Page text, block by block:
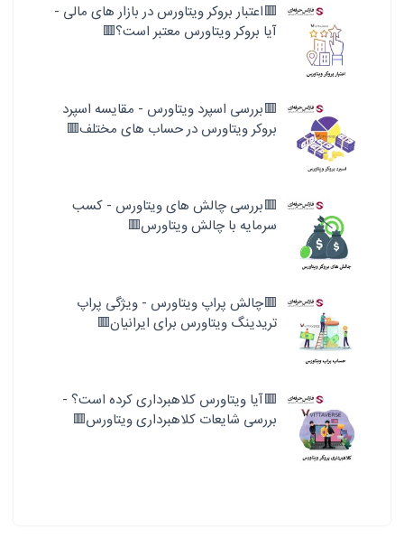
🟥اعتبار بروکر ویتاورس در بازار های مالی -
آیا بروکر ویتاورس معتبر است؟🟥
🟥بررسی اسپرد ویتاورس - مقایسه اسپرد
بروکر ویتاورس در حساب های مختلف🟥
🟥بررسی چالش های ویتاورس - کسب
سرمایه با چالش ویتاورس🟥
🟥چالش پراپ ویتاورس - ویژگی پراپ
تریدینگ ویتاورس برای ایرانیان🟥
🟥آیا ویتاورس کلاهبرداری کرده است؟ -
بررسی شایعات کلاهبرداری ویتاورس🟥